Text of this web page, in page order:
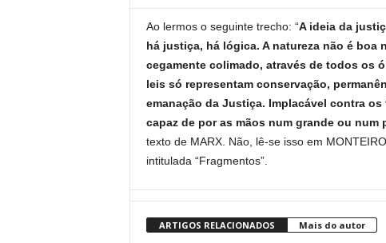
Ao lermos o seguinte trecho: “A ideia da
há justiça, há lógica. A natureza não é boa
cegamente colimado, através de todos os
leis só representam conservação,
emanação da Justiça. Implacável contra
capaz de por as mãos num grande ou num
texto de MARX. Não, lê-se isso em
intitulada “Fragmentos”.
ARTIGOS RELACIONADOS Mais do autor